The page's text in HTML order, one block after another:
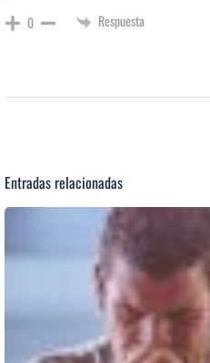
0 Respuesta
Entradas relacionadas